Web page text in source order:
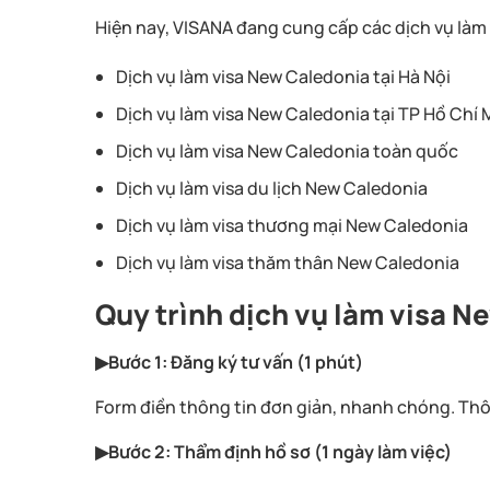
Hiện nay, VISANA đang cung cấp các dịch vụ
Dịch vụ làm visa New Caledonia tại Hà Nội
Dịch vụ làm visa New Caledonia tại TP Hồ Chí
Dịch vụ làm visa New Caledonia toàn quốc
Dịch vụ làm visa du lịch New Caledonia
Dịch vụ làm visa thương mại New Caledonia
Dịch vụ làm visa thăm thân New Caledonia
Quy trình dịch vụ làm visa
▶Bước 1: Đăng ký tư vấn (1 phút)
Form điền thông tin đơn giản, nhanh chóng.
▶Bước 2: Thẩm định hồ sơ (1 ngày làm việc)